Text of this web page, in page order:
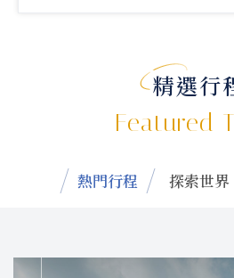
精選行
Featured
熱門行程 探索世界